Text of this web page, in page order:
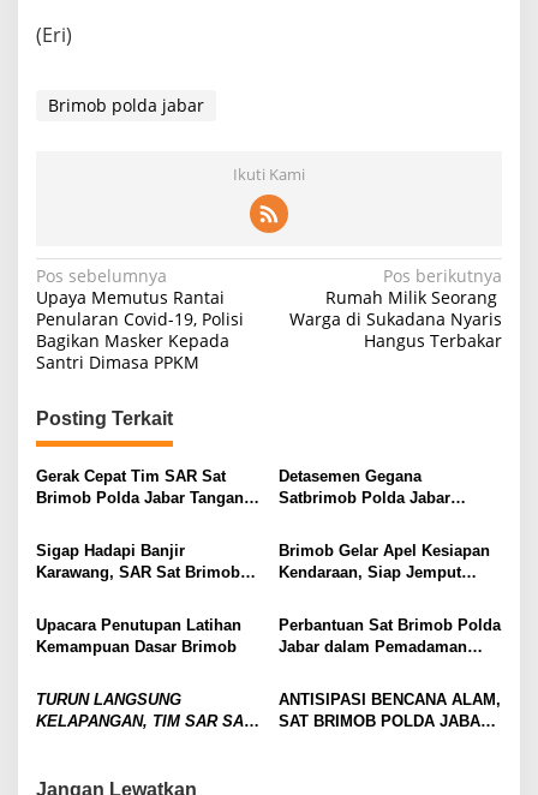
(Eri)
Brimob polda jabar
Ikuti Kami
Navigasi
pos
Pos sebelumnya
Upaya Memutus Rantai
Penularan Covid-19, Polisi
Bagikan Masker Kepada
Santri Dimasa PPKM
Pos berikutnya
Rumah Milik Seorang
Warga di Sukadana Nyaris
Hangus Terbakar
Posting Terkait
Gerak Cepat Tim SAR Sat
Brimob Polda Jabar Tangani
Akses Jalan Kembali Normal
Detasemen Gegana
Satbrimob Polda Jabar
Bagikan Ratusan Takjil Gratis
di Jatinangor dan Rancaekek
Sigap Hadapi Banjir
Karawang, SAR Sat Brimob
Pastikan Keselamatan Warga
Brimob Gelar Apel Kesiapan
Kendaraan, Siap Jemput
Pencapaian Pasca Bencana
Aceh Tamiang
Upacara Penutupan Latihan
Kemampuan Dasar Brimob
Perbantuan Sat Brimob Polda
Jabar dalam Pemadaman
Purwakarta
TURUN LANGSUNG
KELAPANGAN, TIM SAR SAT
BABINSA CEK PINTU
ANTISIPASI BENCANA ALAM,
SAT BRIMOB POLDA JABAR
Jangan Lewatkan